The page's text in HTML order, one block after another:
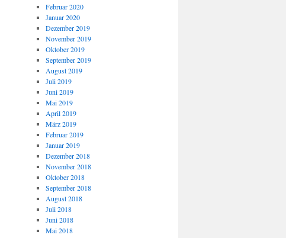
Februar 2020
Januar 2020
Dezember 2019
November 2019
Oktober 2019
September 2019
August 2019
Juli 2019
Juni 2019
Mai 2019
April 2019
März 2019
Februar 2019
Januar 2019
Dezember 2018
November 2018
Oktober 2018
September 2018
August 2018
Juli 2018
Juni 2018
Mai 2018